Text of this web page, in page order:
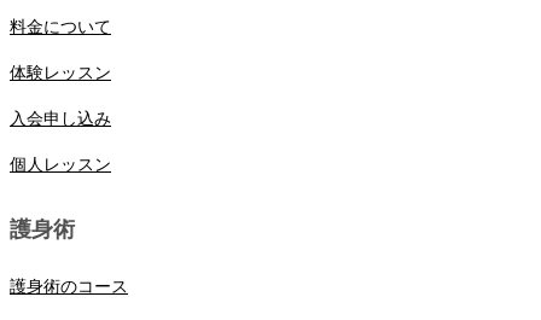
料金について
体験レッスン
入会申し込み
個人レッスン
護身術
護身術のコース